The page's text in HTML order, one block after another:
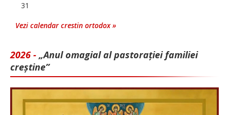
31
Vezi calendar crestin ortodox »
2026 - „Anul omagial al pastorației familiei
creștine”